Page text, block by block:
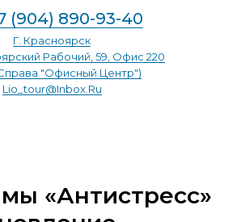
(904) 890-93-40
Г. Красноярск
Рабочий, 59, Офис 220
"Офисный Центр")
Lio_tour@inbox.ru
«Антистресс»